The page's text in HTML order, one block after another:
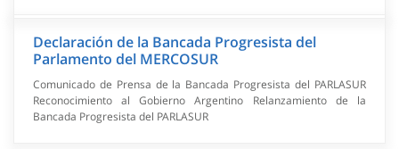
Declaración de la Bancada Progresista del
Parlamento del MERCOSUR
Comunicado de Prensa de la Bancada Progresista del PARLASUR
Reconocimiento al Gobierno Argentino Relanzamiento de la
Bancada Progresista del PARLASUR